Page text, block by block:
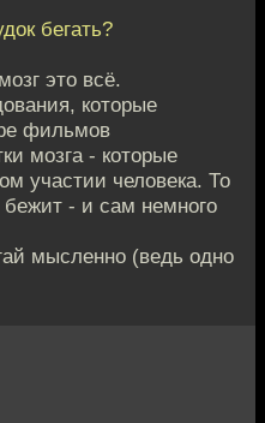
бегать?
это всё.
которые
фильмов
мозга - которые
участии человека. То
бежит - и сам немного
мысленно (ведь одно